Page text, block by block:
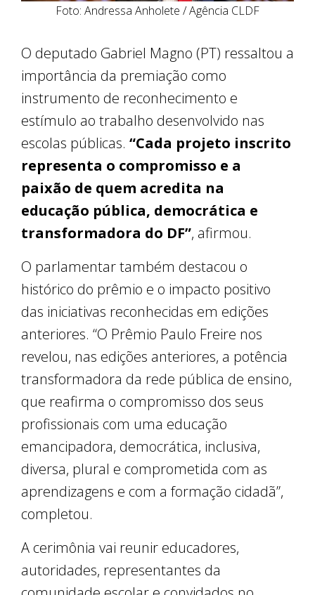
Foto: Andressa Anholete / Agência CLDF
O deputado Gabriel Magno (PT) ressaltou a
importância da premiação como
instrumento de reconhecimento e
estímulo ao trabalho desenvolvido nas
escolas públicas. “Cada projeto inscrito
representa o compromisso e a
paixão de quem acredita na
educação pública, democrática e
transformadora do DF”, afirmou.
O parlamentar também destacou o
histórico do prêmio e o impacto positivo
das iniciativas reconhecidas em edições
anteriores. “O Prêmio Paulo Freire nos
revelou, nas edições anteriores, a potência
transformadora da rede pública de ensino,
que reafirma o compromisso dos seus
profissionais com uma educação
emancipadora, democrática, inclusiva,
diversa, plural e comprometida com as
aprendizagens e com a formação cidadã”,
completou.
A cerimônia vai reunir educadores,
autoridades, representantes da